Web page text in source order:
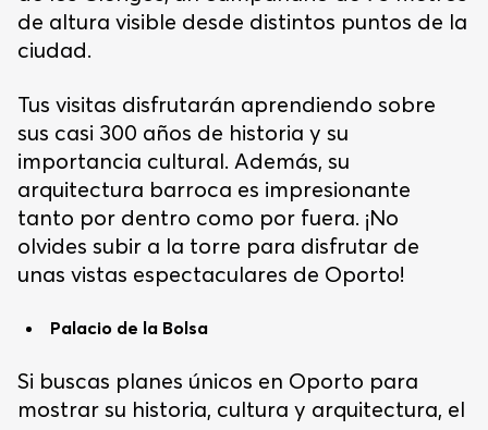
de altura visible desde distintos puntos de la
ciudad.
Tus visitas disfrutarán aprendiendo sobre
sus casi 300 años de historia y su
importancia cultural. Además, su
arquitectura barroca es impresionante
tanto por dentro como por fuera. ¡No
olvides subir a la torre para disfrutar de
unas vistas espectaculares de Oporto!
Palacio de la Bolsa
Si buscas planes únicos en Oporto para
mostrar su historia, cultura y arquitectura, el